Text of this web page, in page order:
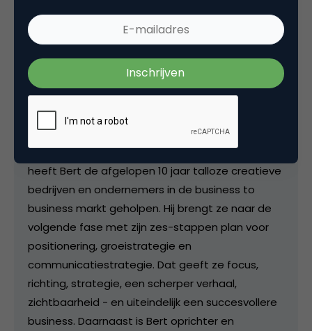
Kopieer link
Bert Hagendoorn
groeistrategie bij
Als specialist in positionering en groeistrategie
heeft Bert de afgelopen 10 jaar talloze creatieve
bedrijven en ondernemers in de business to
business markt geholpen. Hij brengt ze naar de
volgende fase met zijn zes-stappen plan voor
positionering, groeistrategie en
communicatiestrategie. Dat geeft ze focus,
richting, strategie, een scherper verhaal,
zichtbaarheid - en uiteindelijk een succesvollere
business. Daarnaast is Bert oprichter en